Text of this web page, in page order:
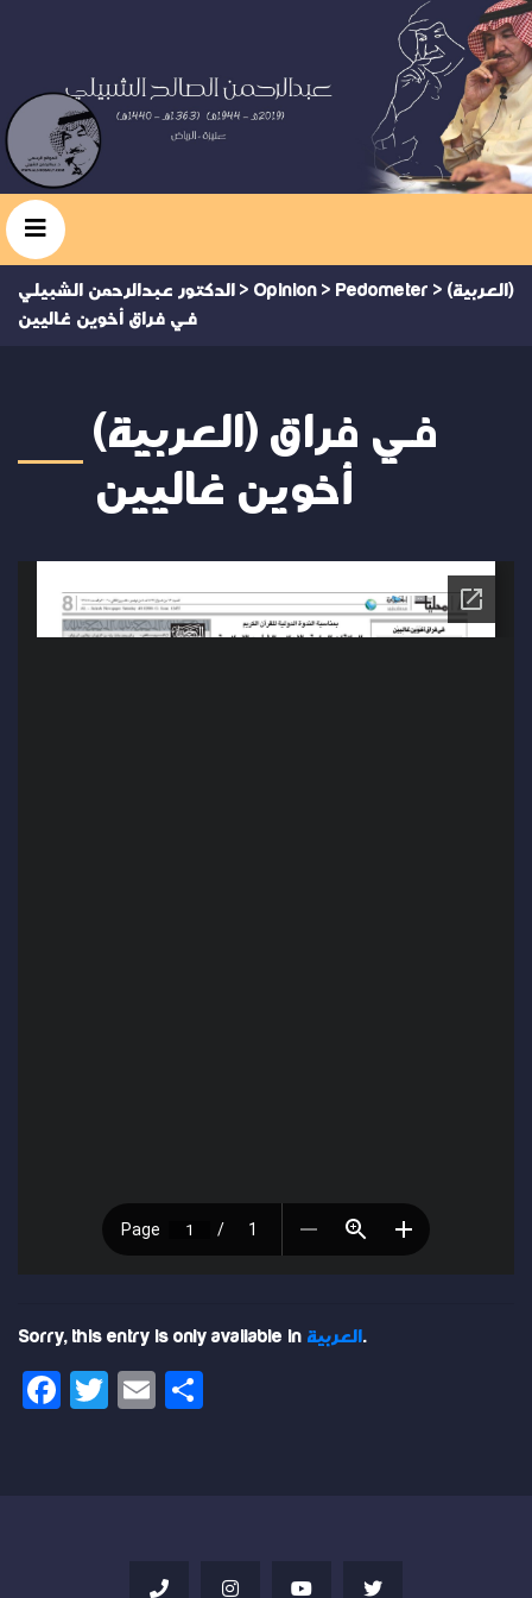
الدكتور عبدالرحمن الشبيلي > Opinion > Pedometer > (العربية)
في فراق أخوين غاليين
(العربية) في فراق
أخوين غاليين
Sorry, this entry is only available in العربية .
Facebook
Twitter
Email